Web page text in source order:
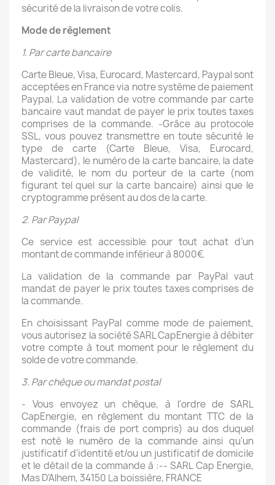
sécurité de la livraison de votre colis.
Mode de règlement
1. Par carte bancaire
Carte Bleue, Visa, Eurocard, Mastercard, Paypal sont
acceptées en France via notre système de paiement
Paypal. La validation de votre commande par carte
bancaire vaut mandat de payer le prix toutes taxes
comprises de la commande. -Grâce au protocole
SSL, vous pouvez transmettre en toute sécurité le
type de carte (Carte Bleue, Visa, Eurocard,
Mastercard), le numéro de la carte bancaire, la date
de validité, le nom du porteur de la carte (nom
figurant tel quel sur la carte bancaire) ainsi que le
cryptogramme présent au dos de la carte.
2. Par Paypal
Ce service est accessible pour tout achat d’un
montant de commande inférieur à 8000€.
La validation de la commande par PayPal vaut
mandat de payer le prix toutes taxes comprises de
la commande.
En choisissant PayPal comme mode de paiement,
vous autorisez la société SARL CapEnergie à débiter
votre compte à tout moment pour le règlement du
solde de votre commande.
3. Par chèque ou mandat postal
- Vous envoyez un chèque, à l'ordre de SARL
CapEnergie, en règlement du montant TTC de la
commande (frais de port compris) au dos duquel
est noté le numéro de la commande ainsi qu'un
justificatif d'identité et/ou un justificatif de domicile
et le détail de la commande à :-- SARL Cap Energie,
Mas D'Alhem, 34150 La boissière, FRANCE